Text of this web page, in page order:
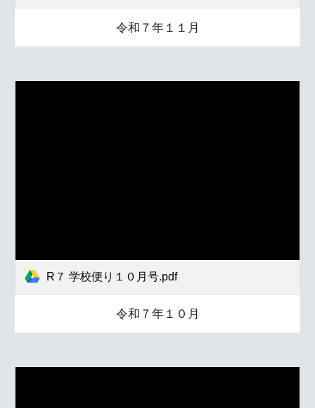
令和７年１１月
R７ 学校便り１０月号.pdf
令和７年１０月